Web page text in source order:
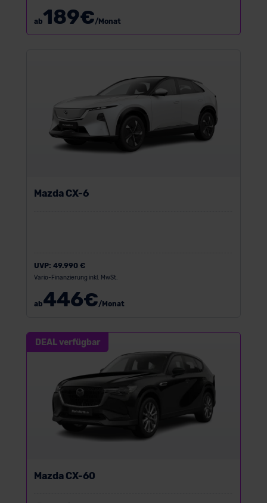
ab189€/Monat
Mazda CX-6
UVP: 49.990 €
Vario-Finanzierung inkl. MwSt.
ab446€/Monat
DEAL verfügbar
Mazda CX-60